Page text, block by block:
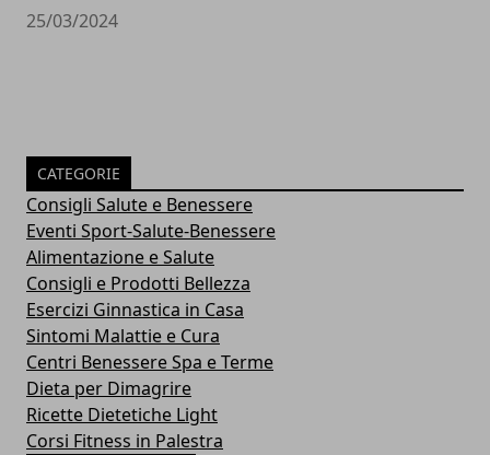
25/03/2024
CATEGORIE
Consigli Salute e Benessere
Eventi Sport-Salute-Benessere
Alimentazione e Salute
Consigli e Prodotti Bellezza
Esercizi Ginnastica in Casa
Sintomi Malattie e Cura
Centri Benessere Spa e Terme
Dieta per Dimagrire
Ricette Dietetiche Light
Corsi Fitness in Palestra